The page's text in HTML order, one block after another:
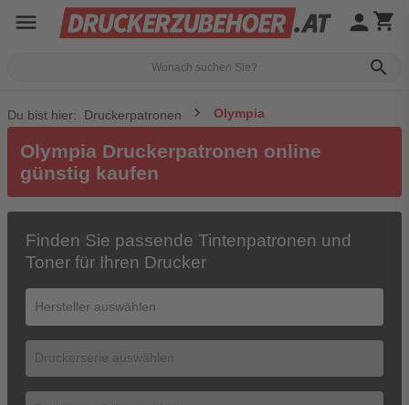
menu
search
person shopping_cart
Du bist hier: Druckerpatronen Olympia
Olympia Druckerpatronen online
günstig kaufen
Finden Sie passende Tintenpatronen und
Toner für Ihren Drucker